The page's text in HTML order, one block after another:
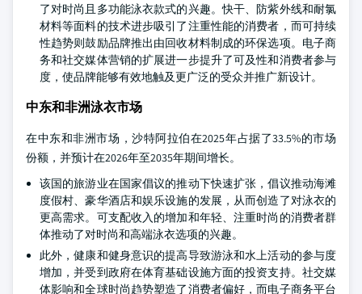
了对时尚且多功能泳衣款式的兴趣。快干、防紫外线和耐氯
材料等面料的技术进步吸引了注重性能的消费者，而可持续
性趋势则鼓励品牌推出由回收材料制成的环保选项。电子商
务和社交媒体营销的扩展进一步提升了可及性和消费者参与
度，使品牌能够有效地触及更广泛的受众并推广新设计。
中东和非洲泳衣市场
在中东和非洲市场，沙特阿拉伯在2025年占据了33.5%的市场
份额，并预计在2026年至2035年期间增长。
该国的旅游业在国家倡议的推动下快速扩张，倡议推动海滩
度假村、豪华酒店和娱乐设施的发展，从而创造了对泳衣的
更高需求。可支配收入的增加和年轻、注重时尚的消费者群
体推动了对时尚和高端泳衣选项的兴趣。
此外，健康和健身意识的提高导致游泳和水上活动的参与度
增加，并受到政府在体育基础设施方面的投资支持。社交媒
体影响和全球时尚趋势塑造了消费者偏好，而电子商务平台